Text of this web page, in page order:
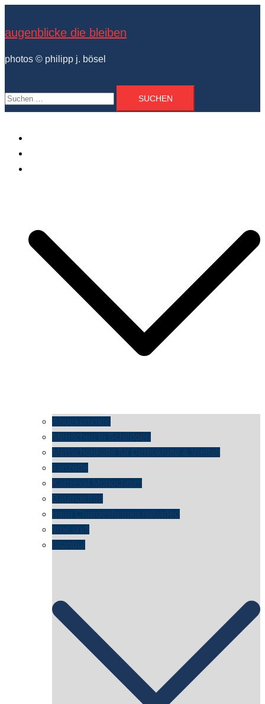
springen
augenblicke die bleiben
photos © philipp j. bösel
Suchen
nach:
Angekommen
Menschen in Schildgen
Menschenkette für Demokratie & Vielfalt
konzerte
Karneval Monochrom
Baumgefühl
mein Chargesheimer reloaded
time shift
Istanbul